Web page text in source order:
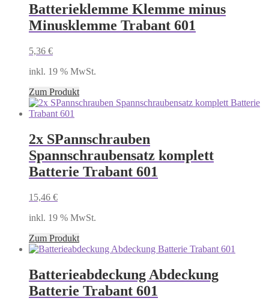
Batterieklemme Klemme minus
Minusklemme Trabant 601
5,36 €
inkl. 19 % MwSt.
Zum Produkt
2x SPannschrauben
Spannschraubensatz komplett
Batterie Trabant 601
15,46 €
inkl. 19 % MwSt.
Zum Produkt
Batterieabdeckung Abdeckung
Batterie Trabant 601